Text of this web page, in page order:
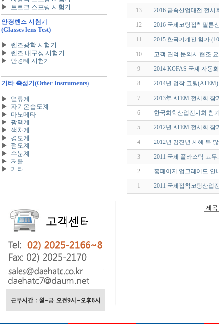
▶ 토르크 스프링 시험기
안경렌즈 시험기
(Glasses lens Test)
▶ 렌즈광학 시험기
▶ 렌즈 내구성 시험기
▶ 안경테 시험기
기타 측정기 (Other Instruments)
▶ 열류계
▶ 자기온습도계
▶ 마노메타
▶ 광택계
▶ 색차계
▶ 경도계
▶ 점도계
▶ 수분계
▶ 저울
▶ 기타
13 2016 금속산업대전 전시
12 2016 국제코팅접착필름
11 2015 한국기계전 참가
10 고객 견적 문의시 협조
9 2014 KOFAS 국제 자동
8 2014년 접착.코팅
7 2013年 ATEM 전시회 참
6 한국화학산업전시회 참
5 2012년 ATEM 전시회 참
4 2012년 임진년 새해 복
3 2011 국제 플라스틱 고
2 홈페이지 업그레이드 안
1 2011 국제접착코팅산업